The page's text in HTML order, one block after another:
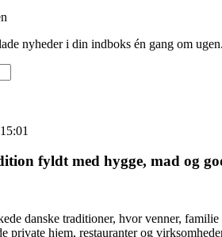
nyheder i din indboks én gang om ugen.
fyldt med hygge, mad og
danske traditioner, hvor venner,
private hjem, restauranter og